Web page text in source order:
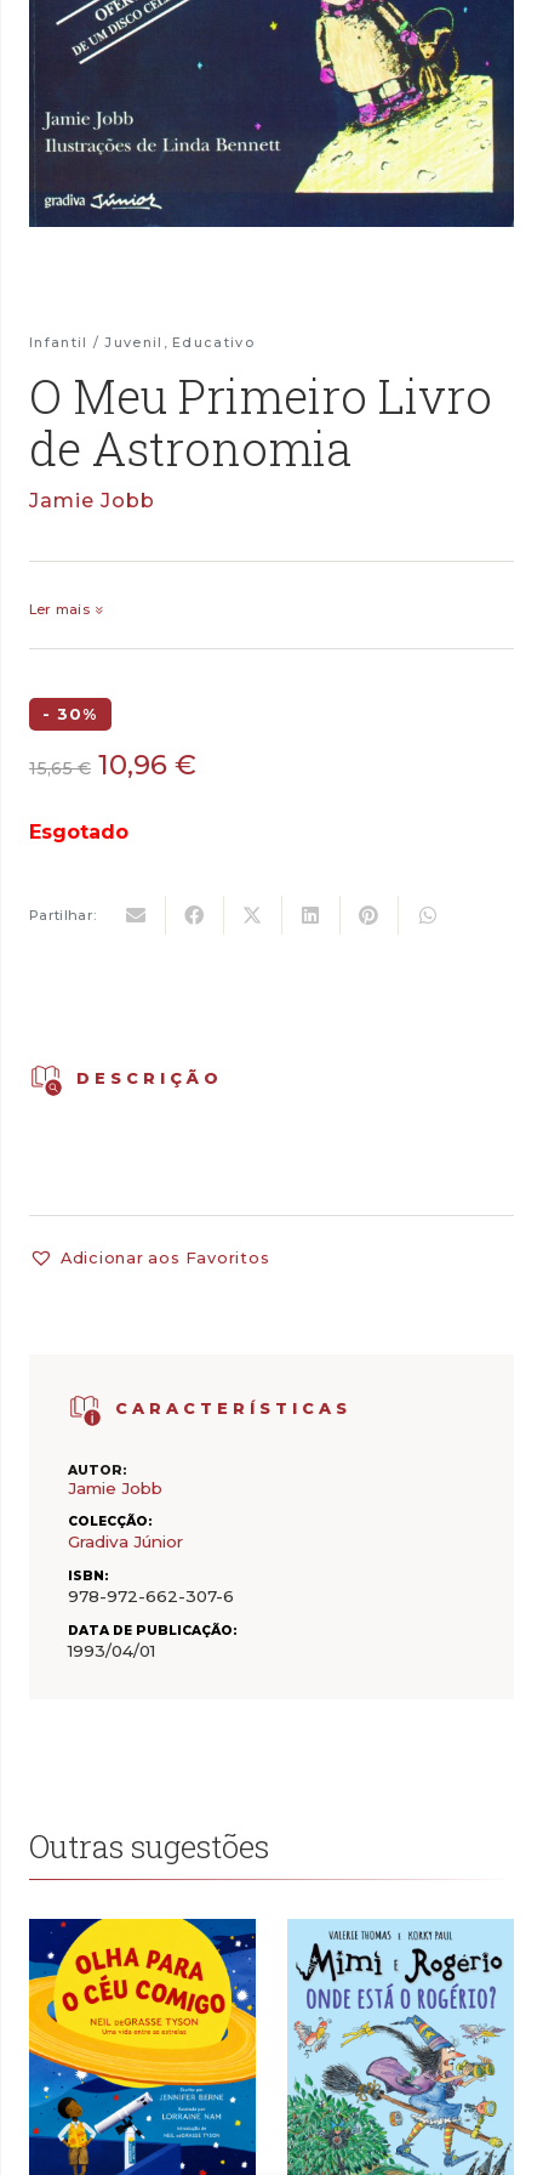
Infantil / Juvenil , Educativo
O Meu Primeiro Livro
de Astronomia
Jamie Jobb
Ler mais
- 30%
15,65€ O
original
10,96 €
Esgotado
Partilhar:
CARACTERÍSTICAS
AUTOR:
Jamie Jobb
COLECÇÃO:
Gradiva Júnior
ISBN:
978-972-662-307-6
DATA DE PUBLICAÇÃO:
1993/04/01
DESCRIÇÃO
Adicionar aos Favoritos
Outras sugestões